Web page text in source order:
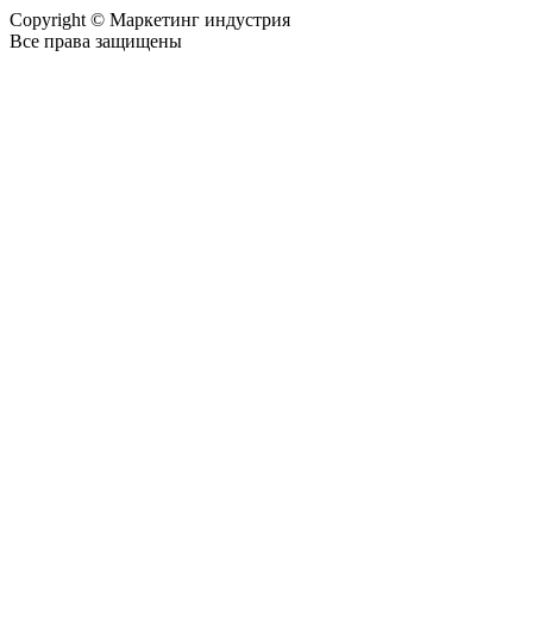
Copyright © Маркетинг индустрия
Все права защищены